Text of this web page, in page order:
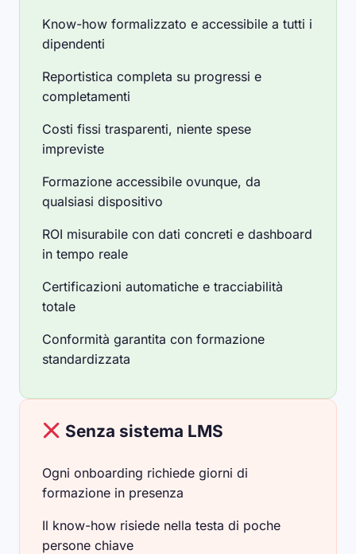
Know-how formalizzato e accessibile a tutti i
dipendenti
Reportistica completa su progressi e
completamenti
Costi fissi trasparenti, niente spese
impreviste
Formazione accessibile ovunque, da
qualsiasi dispositivo
ROI misurabile con dati concreti e dashboard
in tempo reale
Certificazioni automatiche e tracciabilità
totale
Conformità garantita con formazione
standardizzata
Senza sistema LMS
Ogni onboarding richiede giorni di
formazione in presenza
Il know-how risiede nella testa di poche
persone chiave